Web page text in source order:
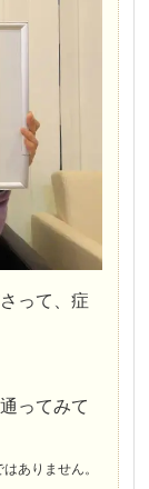
って、症
ってみて
ありません。